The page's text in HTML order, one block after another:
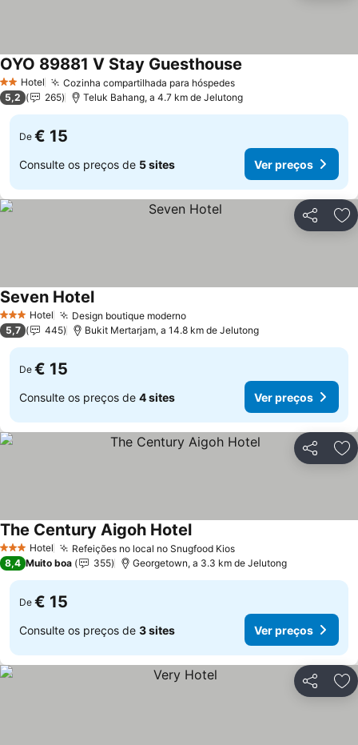
2 Estrelas
Hotel Cozinha compartilhada para hóspedes
OYO 89881 V Stay Guesthouse
5,2 265 Teluk Bahang, a 4.7 km de Jelutong
De € 15
Consulte os preços de 5 sites Ver preços
Partilhar
3 EstrelasHotel Design boutique moderno
Seven Hotel
5,7 445 Bukit Mertarjam, a 14.8 km de Jelutong
De € 15
Consulte os preços de 4 sites Ver preços
Partilhar
3 EstrelasHotel Refeições no local no Snugfood Kios
The Century Aigoh Hotel
8,4 Muito boa 355 Georgetown, a 3.3 km de Jelutong
De € 15
Consulte os preços de 3 sites Ver preços
Partilhar